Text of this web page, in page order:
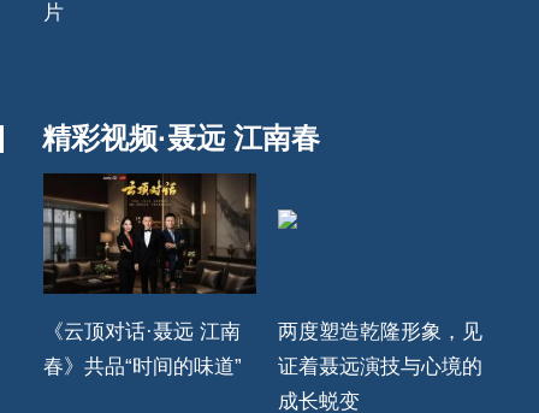
片
精彩视频·聂远 江南春
《云顶对话·聂远 江南
春》共品“时间的味道”
两度塑造乾隆形象，见
证着聂远演技与心境的
成长蜕变